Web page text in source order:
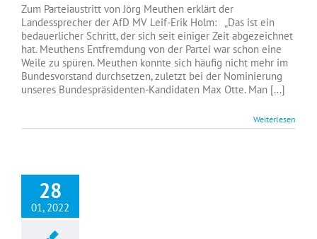
Erik
Holm
MdB:
Holm
Meuthen-
Rücktritt:
„Hat
benommen“
Zum Parteiaustritt von Jörg Meuthen erklärt der
Landessprecher der AfD MV Leif-Erik Holm: „Das ist ein
bedauerlicher Schritt, der sich seit einiger Zeit abgezeichnet
hat. Meuthens Entfremdung von der Partei war schon eine
Weile zu spüren. Meuthen konnte sich häufig nicht mehr im
Bundesvorstand durchsetzen, zuletzt bei der Nominierung
unseres Bundespräsidenten-Kandidaten Max Otte. Man [...]
Weiterlesen
28
01, 2022